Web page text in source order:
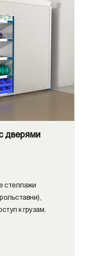
дверями
стеллажи
к грузам.